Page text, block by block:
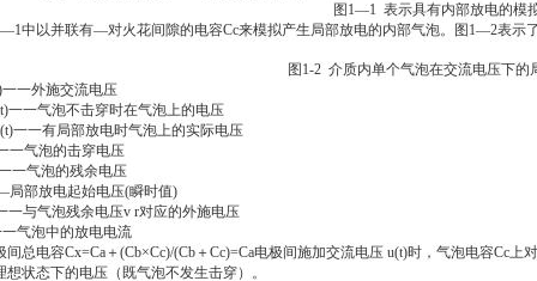
图1—1 表示具有内部放电的模
中以并联有—对火花间隙的电容Cc来模拟产生局部放电的内部气泡。图1—2表示
图1-2 介质内单个气泡在交流电压下的
一一外施交流电压
一一气泡不击穿时在气泡上的电压
一一有局部放电时气泡上的实际电压
一气泡的击穿电压
一气泡的残余电压
局部放电起始电压(瞬时值)
一与气泡残余电压v r对应的外施电压
气泡中的放电电流
间总电容Cx=Ca＋(Cb×Cc)/(Cb＋Cc)=Ca电极间施加交流电压 u(t)时，气泡电容Cc
想状态下的电压（既气泡不发生击穿）。